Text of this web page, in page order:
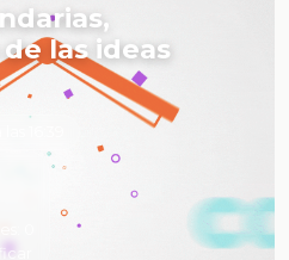
las ideas
16:39